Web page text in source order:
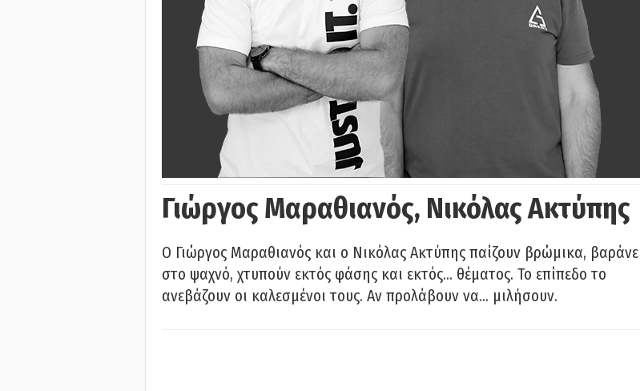
Γιώργος Μαραθιανός, Νικόλας Ακτύπης
Ο Γιώργος Μαραθιανός και ο Νικόλας Ακτύπης παίζουν βρώμικα, βαράνε
στο ψαχνό, χτυπούν εκτός φάσης και εκτός… θέματος. Το επίπεδο το
ανεβάζουν οι καλεσμένοι τους. Αν προλάβουν να… μιλήσουν.